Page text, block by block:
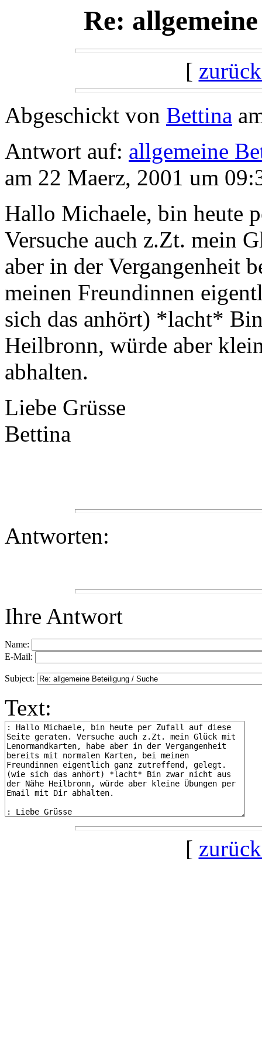
Re:
[
Abgeschickt von Bettina
Antwort auf: allgemeine
am 22 Maerz, 2001 um
Hallo Michaele, bin heute
Versuche auch z.Zt. mein
aber in der Vergangenheit
meinen Freundinnen
sich das anhört) *lacht*
Heilbronn, würde aber
abhalten.
Liebe Grüsse
Bettina
Antworten:
Ihre Antwort
Name:
E-Mail:
Subject:
Text:
[